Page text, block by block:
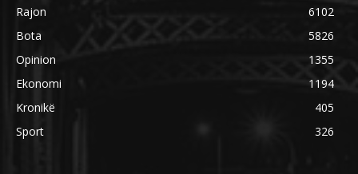
Rajon
6102
Bota
5826
Opinion
1355
Ekonomi
1194
Kronikë
405
Sport
326